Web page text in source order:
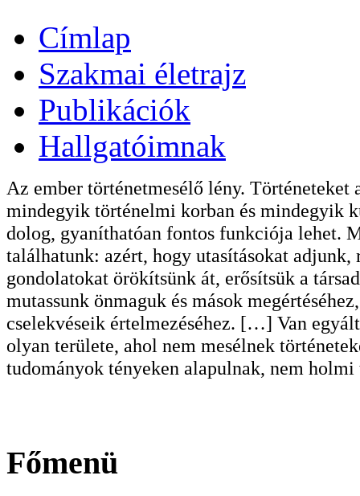
Címlap
Szakmai életrajz
Publikációk
Hallgatóimnak
Az ember történetmesélő lény.
mindegyik történelmi korban és mindegyik
dolog, gyaníthatóan fontos funkciója lehet.
találhatunk: azért, hogy utasításokat
gondolatokat örökítsünk át, erősítsük a
mutassunk önmaguk és mások
cselekvéseik értelmezéséhez. […] Van
olyan területe, ahol nem mesélnek
tudományok tényeken alapulnak, nem
Főmenü